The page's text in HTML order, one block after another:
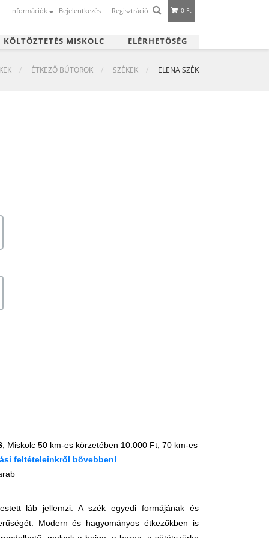
Információk Bejelentkezés Regisztráció 0 Ft
KÖLTÖZTETÉS MISKOLC ELÉRHETŐSÉG
ÉTKEZŐ BÚTOROK SZÉKEK ELENA SZÉK
, Miskolc 50 km-es körzetében 10.000 Ft, 70 km-es
feltételeinkről bővebben!
láb jellemzi. A szék egyedi formájának és
Modern és hagyományos étkezőkben is